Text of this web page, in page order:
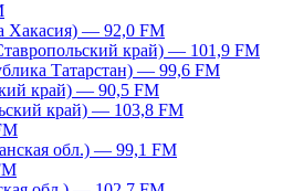
Хакасия) — 92,0 FM
край) — 101,9 FM
Татарстан) — 99,6 FM
край) — 90,5 FM
край) — 103,8 FM
обл.) — 99,1 FM